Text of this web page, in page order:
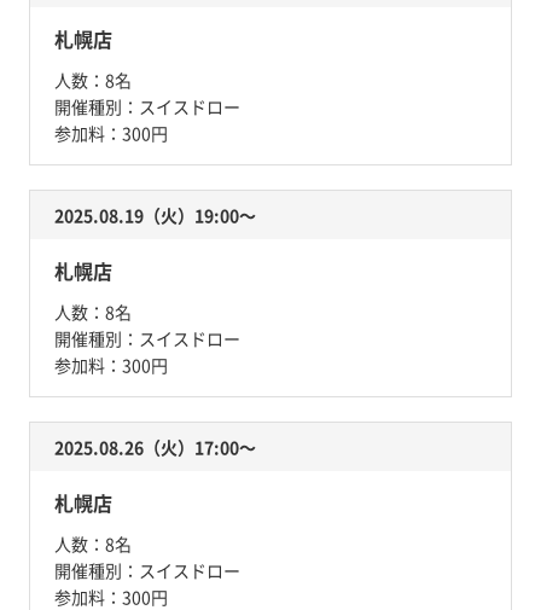
札幌店
人数： 8名
開催種別： スイスドロー
参加料： 300円
2025.08.19（火）19:00〜
札幌店
人数： 8名
開催種別： スイスドロー
参加料： 300円
2025.08.26（火）17:00〜
札幌店
人数： 8名
開催種別： スイスドロー
参加料： 300円